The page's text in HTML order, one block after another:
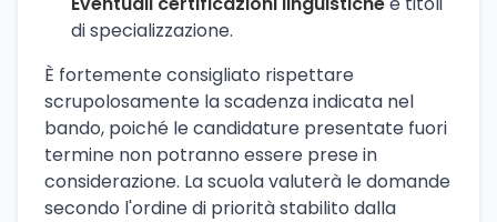
di specializzazione.
È fortemente consigliato rispettare
scrupolosamente la scadenza indicata nel
bando, poiché le candidature presentate fuori
termine non potranno essere prese in
considerazione. La scuola valuterà le domande
secondo l'ordine di priorità stabilito dalla